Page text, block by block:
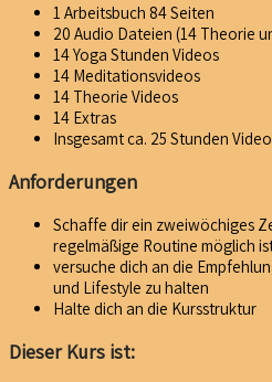
1 Arbeitsbuch 84 Seiten
20 Audio Dateien (14 Theorie
14 Yoga Stunden Videos
14 Meditationsvideos
14 Theorie Videos
14 Extras
Insgesamt ca. 25 Stunden
Anforderungen
Schaffe dir ein zweiwöchiges
regelmäßige Routine möglich
versuche dich an die
und Lifestyle zu halten
Halte dich an die Kursstruktur
Dieser Kurs ist: